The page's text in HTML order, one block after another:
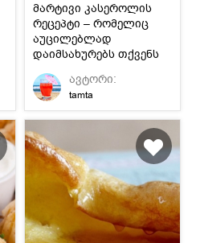
მარტივი კასეროლის
რეცეპტი – რომელიც
აუცილებლად
დაიმსახურებს თქვენს
მოწონებას.
ავტორი:
tamta